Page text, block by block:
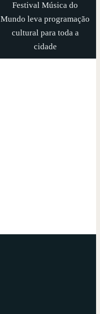
Festival Música do
Mundo leva programação
cultural para toda a
cidade